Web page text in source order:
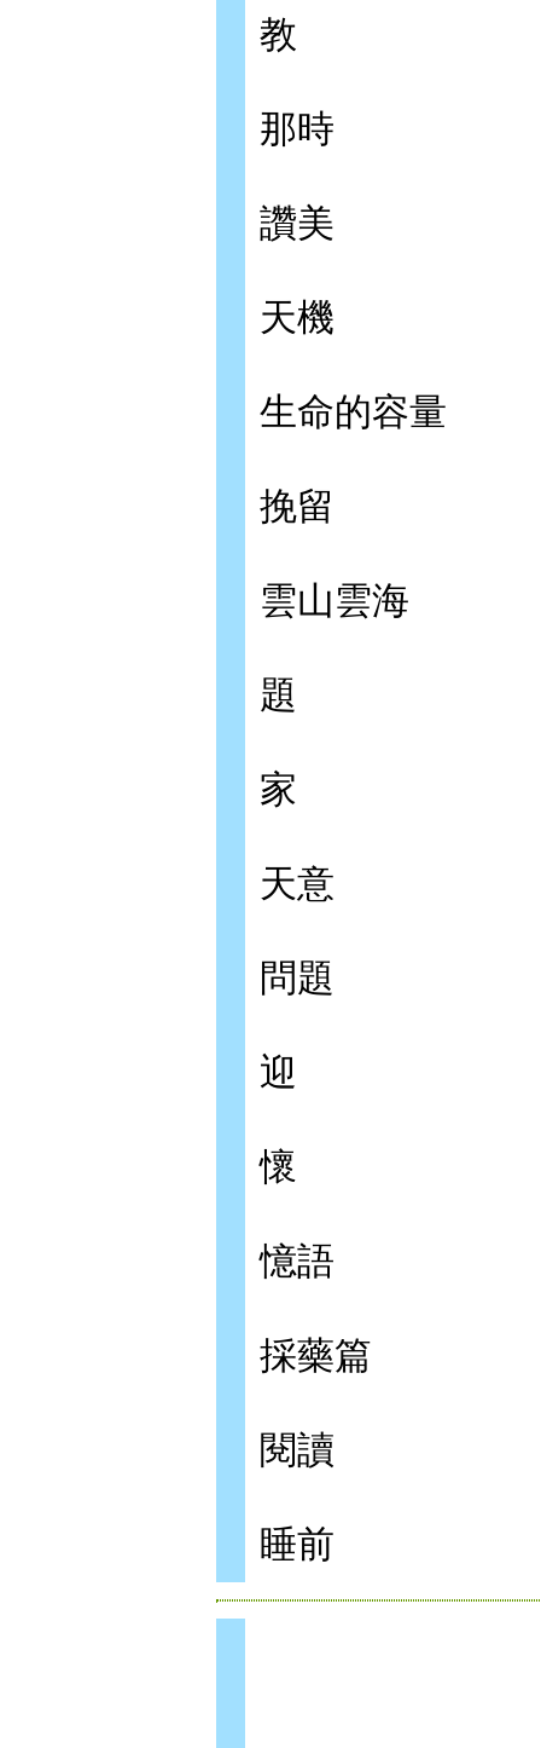
教
那時
讚美
天機
生命的容量
挽留
雲山雲海
題
家
天意
問題
迎
懷
憶語
採藥篇
閱讀
睡前